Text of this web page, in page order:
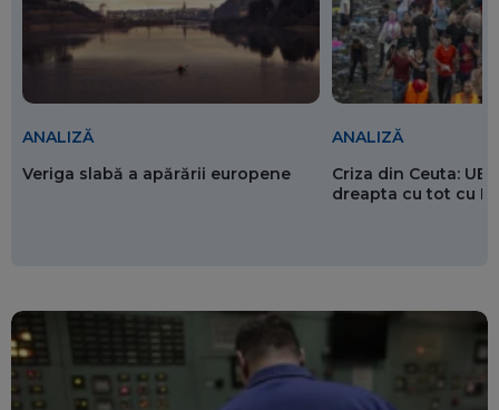
ANALIZĂ
Veriga slabă a apărării europene
ANALIZĂ
Criza din Ceuta: UE
dreapta cu tot cu